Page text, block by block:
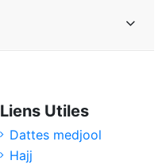
Liens Utiles
Dattes medjool
Hajj